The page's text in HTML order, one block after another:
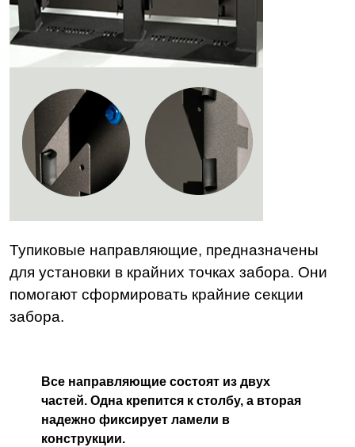
Тупиковые направляющие, предназначены
для установки в крайних точках забора. Они
помогают сформировать крайние секции
забора.
Все направляющие состоят из двух
частей. Одна крепится к столбу, а вторая
надежно фиксирует ламели в
конструкции.